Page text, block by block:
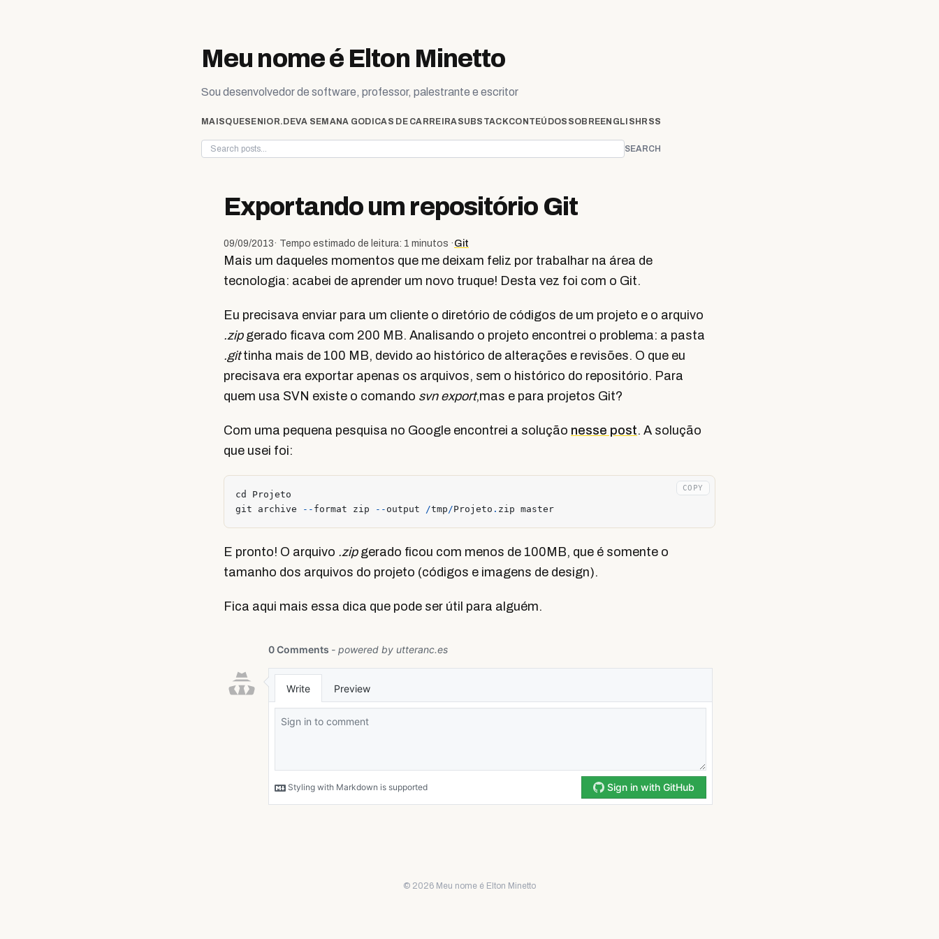
Meu nome é Elton Minetto
Sou desenvolvedor de software, professor, palestrante e escritor
MAISQUESENIOR.DEVA SEMANA GODICAS DE CARREIRASUBSTACKCONTEÚDOS SOBREENGLISH RSS
SEARCH
Exportando um repositório Git
09/09/2013· Tempo estimado de leitura: 1 minutos · Git
Mais um daqueles momentos que me deixam feliz por trabalhar na área de
tecnologia: acabei de aprender um novo truque! Desta vez foi com o Git.
Eu precisava enviar para um cliente o diretório de códigos de um projeto e o arquivo
.zipgerado ficava com 200 MB. Analisando o projeto encontrei o problema: a pasta
.gittinha mais de 100 MB, devido ao histórico de alterações e revisões. O que eu
precisava era exportar apenas os arquivos, sem o histórico do repositório. Para
quem usa SVN existe o comando svn export,mas e para projetos Git?
Com uma pequena pesquisa no Google encontrei a solução nesse post. A solução
que usei foi:
cd
Projeto
git
archive -- format zip -- output /tmp/Projeto . zip master
COPY
E pronto! O arquivo .zipgerado ficou com menos de 100MB, que é somente o
tamanho dos arquivos do projeto (códigos e imagens de design).
Fica aqui mais essa dica que pode ser útil para alguém.
© 2026 Meu nome é Elton Minetto